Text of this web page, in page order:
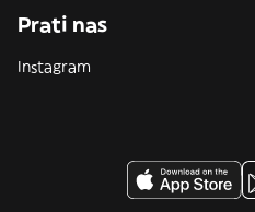
Prati nas
Instagram